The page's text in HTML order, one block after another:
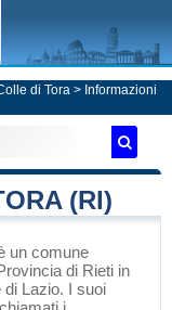
di Tora > Informazioni
(RI)
un comune
di Rieti in
di Lazio. I suoi